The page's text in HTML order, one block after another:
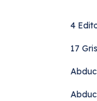
4
17